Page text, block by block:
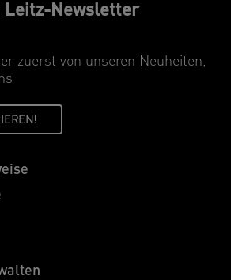
Leitz-Newsletter
zuerst von unseren Neuheiten,